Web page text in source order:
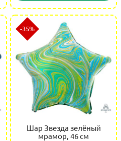
-35%
Шар Звезда зелёный
мрамор, 46 см